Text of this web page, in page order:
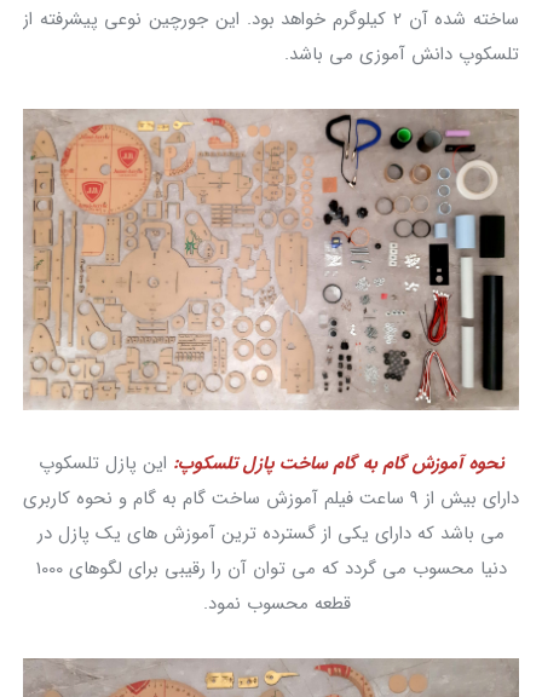
ساخته شده آن 2 کیلوگرم خواهد بود. این جورچین نوعی پیشرفته از
تلسکوپ دانش آموزی می باشد.
نحوه آموزش گام به گام ساخت پازل تلسکوپ: این پازل تلسکوپ
دارای بیش از 9 ساعت فیلم آموزش ساخت گام به گام و نحوه کاربری
می باشد که دارای یکی از گسترده ترین آموزش های یک پازل در
دنیا محسوب می گردد که می توان آن را رقیبی برای لگوهای 1000
قطعه محسوب نمود.